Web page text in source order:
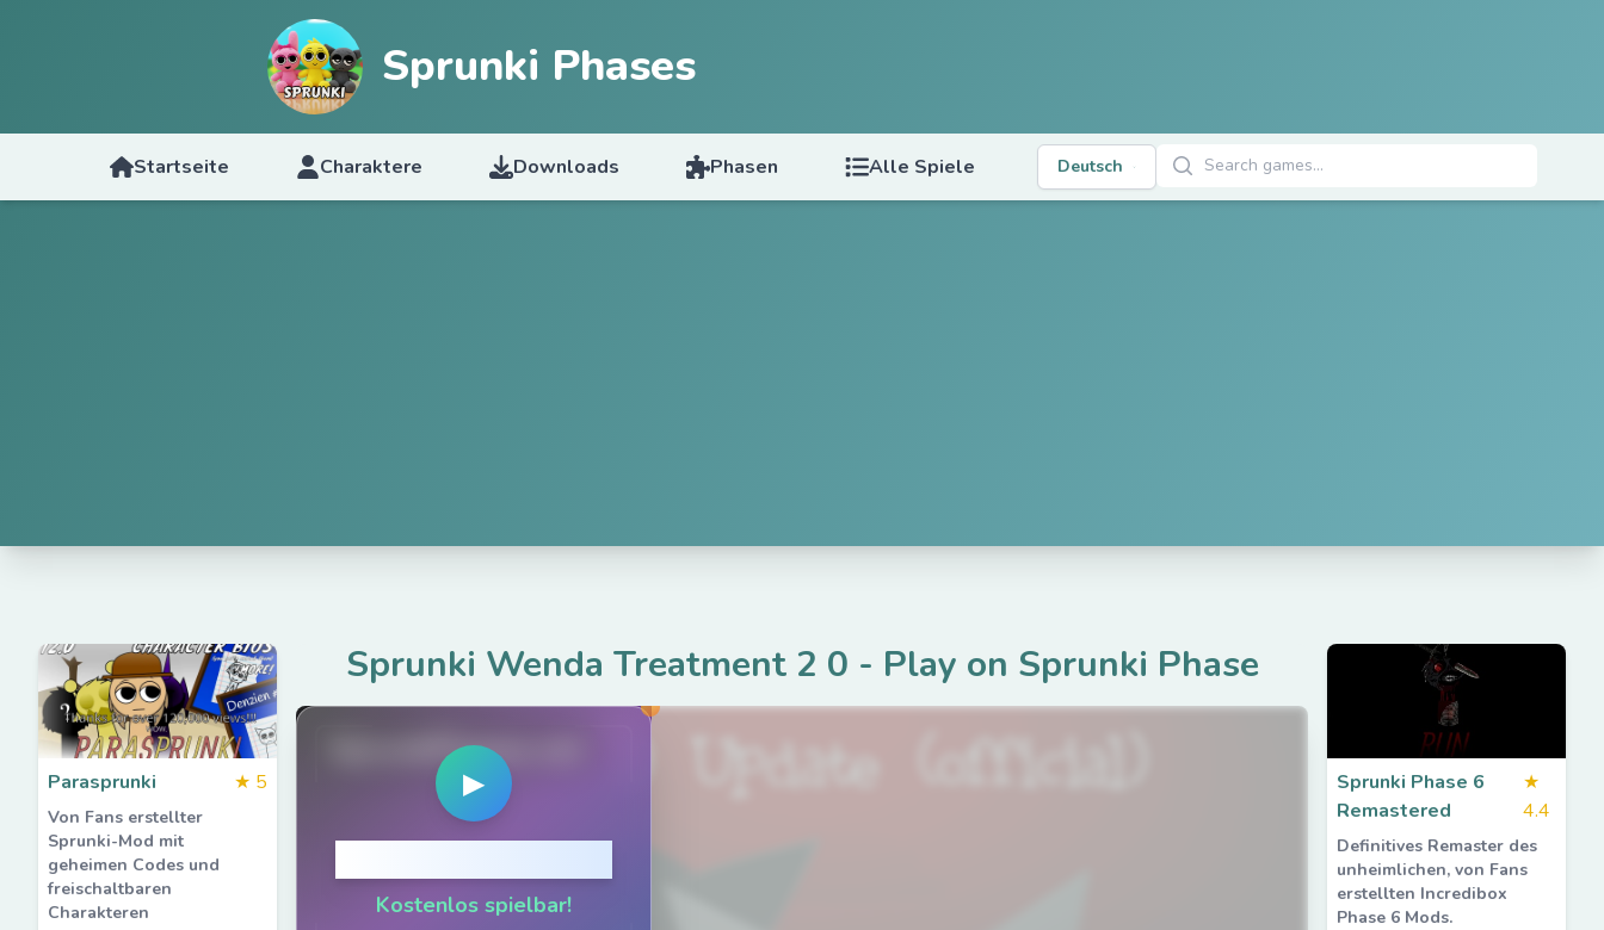
Sprunki Phases
Startseite Charaktere Downloads Phasen Alle Spiele Deutsch Spiele suchen
Parasprunki ★ 5
Von Fans erstellter
Sprunki-Mod mit
geheimen Codes und
freischaltbaren
Charakteren
Sprunki Wenda Treatment 2 0 - Play on Sprunki Phase
SprunkiPhases.net
▶
Kostenlos spielbar!
Sprunki Phase 6
Remastered
★
4.4
Definitives Remaster des
unheimlichen, von Fans
erstellten Incredibox
Phase 6 Mods.